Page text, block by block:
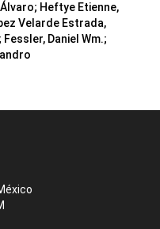
Heftye Etienne,
Velarde Estrada,
Daniel Wm.;